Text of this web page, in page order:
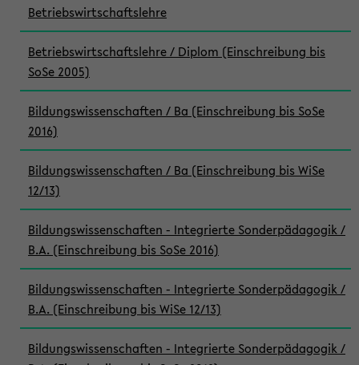
Betriebswirtschaftslehre
Betriebswirtschaftslehre / Diplom (Einschreibung bis
SoSe 2005)
Bildungswissenschaften / Ba (Einschreibung bis SoSe
2016)
Bildungswissenschaften / Ba (Einschreibung bis WiSe
12/13)
Bildungswissenschaften - Integrierte Sonderpädagogik /
B.A. (Einschreibung bis SoSe 2016)
Bildungswissenschaften - Integrierte Sonderpädagogik /
B.A. (Einschreibung bis WiSe 12/13)
Bildungswissenschaften - Integrierte Sonderpädagogik /